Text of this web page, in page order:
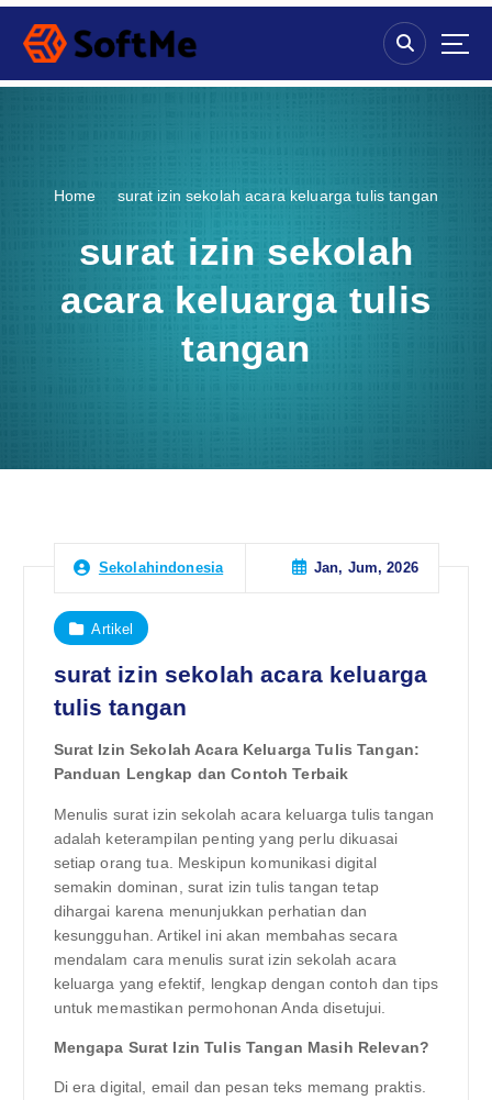
S
p
Home surat izin sekolah acara keluarga tulis tangan
surat izin sekolah
acara keluarga tulis
tangan
Sekolahindonesia Jan, Jum, 2026
Artikel
surat izin sekolah acara keluarga
tulis tangan
Surat Izin Sekolah Acara Keluarga Tulis Tangan:
Panduan Lengkap dan Contoh Terbaik
Menulis surat izin sekolah acara keluarga tulis tangan
adalah keterampilan penting yang perlu dikuasai
setiap orang tua. Meskipun komunikasi digital
semakin dominan, surat izin tulis tangan tetap
dihargai karena menunjukkan perhatian dan
kesungguhan. Artikel ini akan membahas secara
mendalam cara menulis surat izin sekolah acara
keluarga yang efektif, lengkap dengan contoh dan tips
untuk memastikan permohonan Anda disetujui.
Mengapa Surat Izin Tulis Tangan Masih Relevan?
Di era digital, email dan pesan teks memang praktis.